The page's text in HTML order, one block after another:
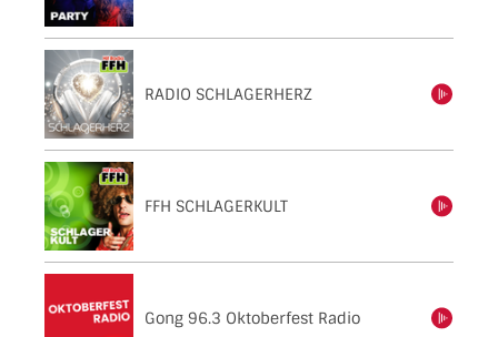
RADIO SCHLAGERHERZ
FFH SCHLAGERKULT
Gong 96.3 Oktoberfest Radioeinschalten